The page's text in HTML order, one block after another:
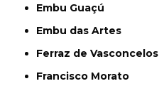
Embu Guaçú
Embu das Artes
Ferraz de Vasconcelos
Francisco Morato